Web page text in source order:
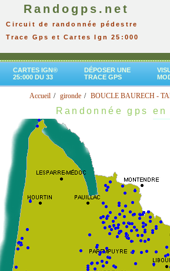
Randogps.net
Circuit de randonnée pédestre
Trace Gps et Cartes Ign 25:000
CARTES IGN®
25:000 DU 33
DÉPOSER UNE
TRACE GPS
Accueil gironde BOUCLE BAURECH -
Randonnée gps en